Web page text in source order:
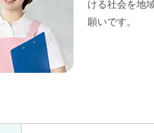
ける社会を地
願いです。